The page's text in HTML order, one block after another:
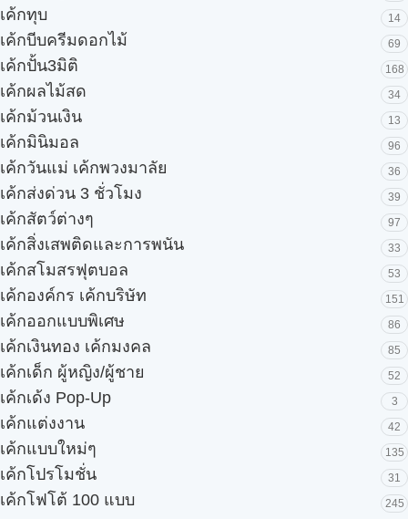
เค้กทุบ 14
เค้กบีบครีมดอกไม้ 69
เค้กปั้น3มิติ 168
เค้กผลไม้สด 34
เค้กม้วนเงิน 13
เค้กมินิมอล 96
เค้กวันแม่ เค้กพวงมาลัย 36
เค้กส่งด่วน 3 ชั่วโมง 39
เค้กสัตว์ต่างๆ 97
เค้กสิ่งเสพติดและการพนัน 33
เค้กสโมสรฟุตบอล 53
เค้กองค์กร เค้กบริษัท 151
เค้กออกแบบพิเศษ 86
เค้กเงินทอง เค้กมงคล 85
เค้กเด็ก ผู้หญิง/ผู้ชาย 52
เค้กเด้ง Pop-Up 3
เค้กแต่งงาน 42
เค้กแบบใหม่ๆ 135
เค้กโปรโมชั่น 31
เค้กโฟโต้ 100 แบบ 245